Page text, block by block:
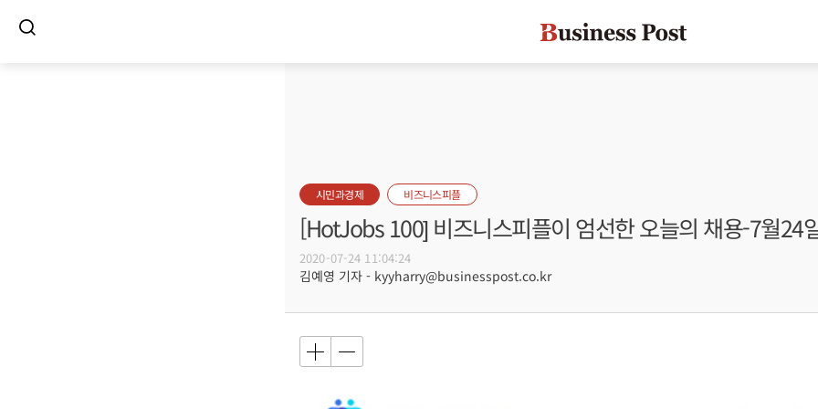
시민과경제 비즈니스피플
[HotJobs 100] 비즈니스피플이 엄선한 오늘의 채용-7월24
2020-07-24 11:04:24
김예영 기자 - kyyharry@businesspost.co.kr